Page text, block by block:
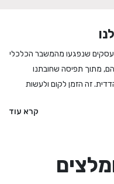
שנפגעו מהמשבר הכלכלי
מתוך תפיסה שחובתנו
זה הזמן לקום ולעשות
להתפנק במסעדה שמתמודדת
והעצמאיות, וכמובן את
קרא עוד